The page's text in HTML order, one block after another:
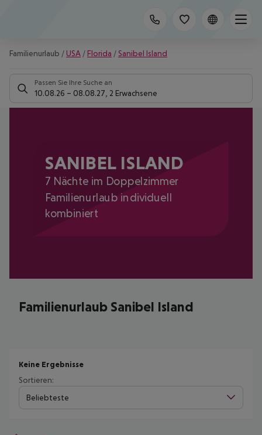
Familienurlaub /USA / Florida / Sanibel Island
Passen Sie Ihre Suche an
10.08.26 – 08.08.27 2 Erwachsene
SANIBEL ISLAND
7 Nächte im Doppelzimmer
Familienurlaub individuell
kombiniert
Familienurlaub Sanibel Island
Keine Ergebnisse
Sortieren:
Beliebteste